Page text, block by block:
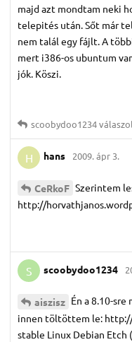
majd azt mondtam neki
telepités után. Sőt már
nem talál egy fájlt. A
mert i386-os ubuntum
jók. Köszi.
scoobydoo1234
H hans 2009. ápr 3.
CeRkoF Szerintem
http://
S scoobydoo1234
aiszisz Én a 8.10-
innen töltöttem le:
stable Linux Debian Etch